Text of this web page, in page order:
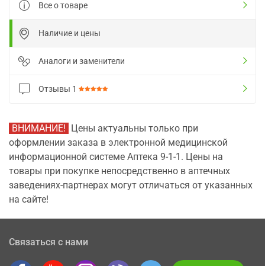
Все о товаре
Наличие и цены
Аналоги и заменители
Отзывы 1
ВНИМАНИЕ! Цены актуальны только при
оформлении заказа в электронной медицинской
информационной системе Аптека 9-1-1. Цены на
товары при покупке непосредственно в аптечных
заведениях-партнерах могут отличаться от указанных
на сайте!
Связаться с нами